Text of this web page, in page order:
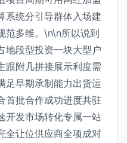
系统分引导群体入场建
范多维。\n\n所以说到
地段型投资一块大型户
跟附几拼接展示利度需
足早期承制能力出货运
首批合作成功进度共驻
开发市场转化专属一站
全让位供应商全项成对